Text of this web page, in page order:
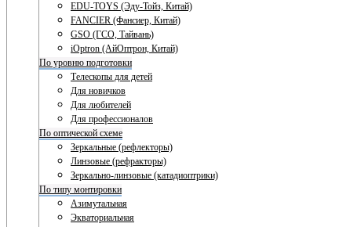
EDU-TOYS (Эду-Тойз, Китай)
FANCIER (Фансиер, Китай)
GSO (ГСО, Тайвань)
iOptron (АйОптрон, Китай)
По уровню подготовки
Телескопы для детей
Для новичков
Для любителей
Для профессионалов
По оптической схеме
Зеркальные (рефлекторы)
Линзовые (рефракторы)
Зеркально-линзовые (катадиоптрики)
По типу монтировки
Азимутальная
Экваториальная